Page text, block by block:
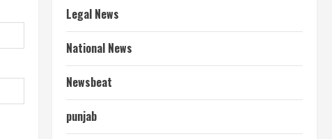
Legal News
National News
Newsbeat
punjab